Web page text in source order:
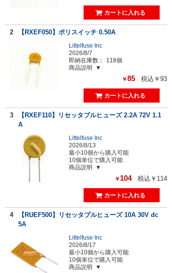
2 【RXEF050】ポリスイッチ 0.50A
Littelfuse Inc
2026/8/7
即納在庫数：
118個
商品説明
￥85 税込￥93
3
【RXEF110】リセッタブルヒューズ 2.2A 72V 1.1
A
Littelfuse Inc
2026/8/13
最小10個から購入可能
10個単位で購入可能
商品説明
￥ 104 税込￥114
4
【RUEF500】リセッタブルヒューズ 10A 30V dc
5A
Littelfuse Inc
2026/8/17
最小10個から購入可能
10個単位で購入可能
商品説明